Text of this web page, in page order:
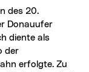
Donauufer
diente als
der
erfolgte. Zu